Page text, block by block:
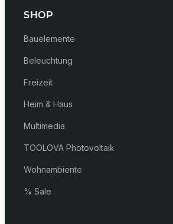
SHOP
Bauelemente
Beleuchtung
Freizeit
Heim & Haus
Multimedia
TOOLOVA Photovoltaik
Wohnambiente
% Sale